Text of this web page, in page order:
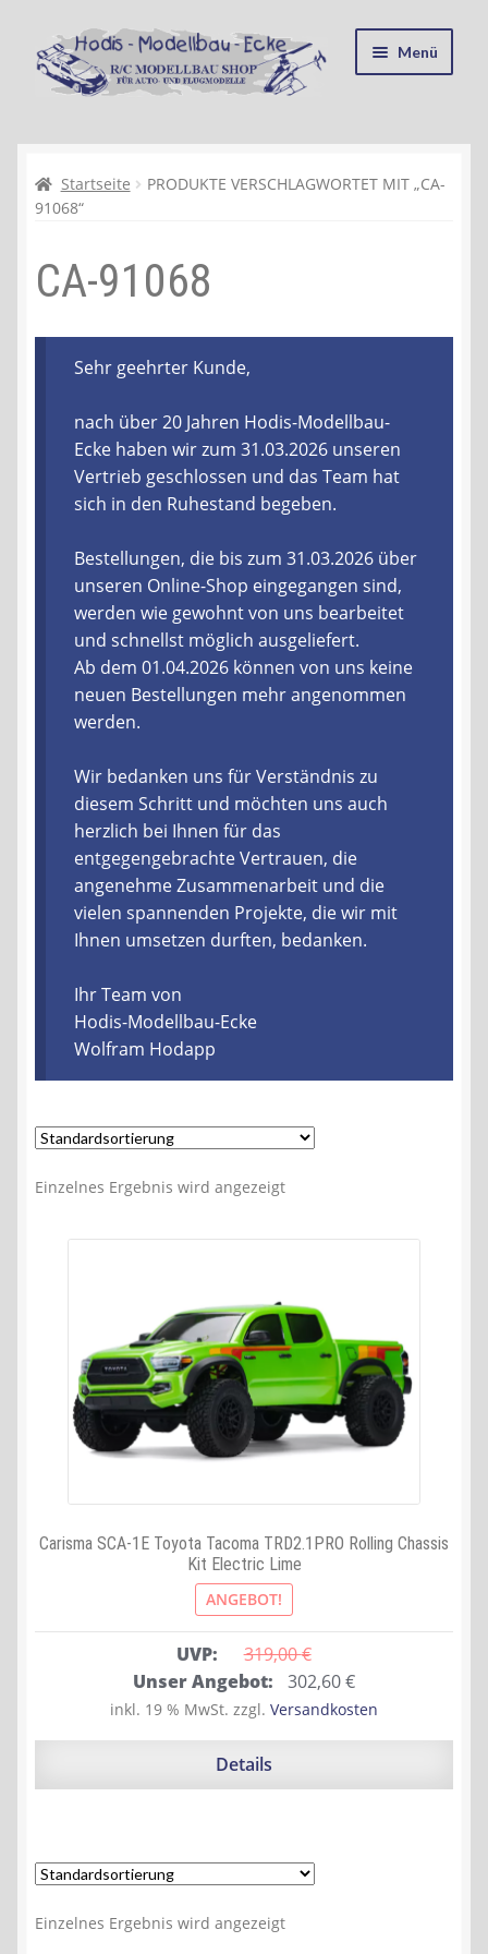
Zur
Navigation
springen
Zum
Inhalt
springen
Menü
Kasse
Recycling, Entsorgung und Umwelt
Shop
Warenkorb
Ablauf einer Bestellung
Zahlungsarten
Lieferzeit & Verfügbarkeit
Gutschein
Batterien- und Akku Verordnung
Elektro- und Elektronikgeräte Verordnung
Öle- und Schmierstoff Verordnung
Vereine & Foren
Kontakt
Startseite
PRODUKTE VERSCHLAGWORTET MIT „CA-
91068“
CA-91068
Sehr geehrter Kunde,
nach über 20 Jahren Hodis-Modellbau-
Ecke haben wir zum 31.03.2026 unseren
Vertrieb geschlossen und das Team hat
sich in den Ruhestand begeben.
Bestellungen, die bis zum 31.03.2026 über
unseren Online-Shop eingegangen sind,
werden wie gewohnt von uns bearbeitet
und schnellst möglich ausgeliefert.
Ab dem 01.04.2026 können von uns keine
neuen Bestellungen mehr angenommen
werden.
Wir bedanken uns für Verständnis zu
diesem Schritt und möchten uns auch
herzlich bei Ihnen für das
entgegengebrachte Vertrauen, die
angenehme Zusammenarbeit und die
vielen spannenden Projekte, die wir mit
Ihnen umsetzen durften, bedanken.
Ihr Team von
Hodis-Modellbau-Ecke
Wolfram Hodapp
Einzelnes Ergebnis wird angezeigt
Carisma SCA-1E Toyota Tacoma TRD2.1PRO Rolling Chassis
Kit Electric Lime
ANGEBOT!
UVP: 319,00 €
Ursprünglicher
Preis
war:
Unser Angebot: 302,60€Aktueller
Preis
ist:
inkl. 19 % MwSt. zzgl. Versandkosten
Details
Einzelnes Ergebnis wird angezeigt